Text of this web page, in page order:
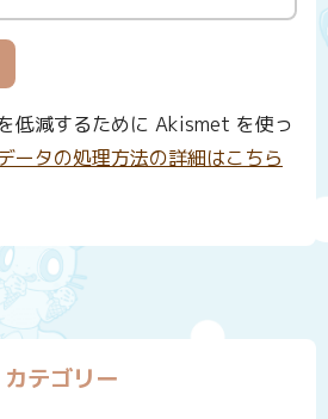
低減するために Akismet を使っ
ータの処理方法の詳細はこちら
カテゴリー